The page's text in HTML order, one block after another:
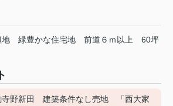
地 緑豊かな住宅地 前道６ｍ以上
60坪
寺野新田 建築条件なし売地 「西大家